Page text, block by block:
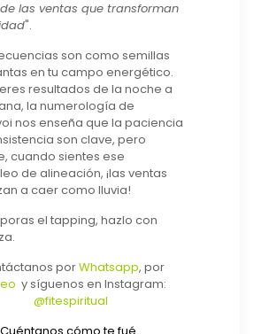
las ventas que transforman
".
son como semillas
en tu campo energético.
resultados de la noche a
la numerología de
nos enseña que la paciencia
son clave, pero
cuando sientes ese
de alineación, ¡las ventas
a caer como lluvia!
el tapping, hazlo con
porWhatsapp, por
y síguenos en Instagram:
@fitespiritual